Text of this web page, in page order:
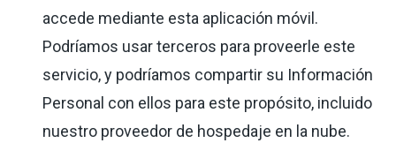
accede mediante esta aplicación móvil.
Podríamos usar terceros para proveerle este
servicio, y podríamos compartir su Información
Personal con ellos para este propósito, incluido
nuestro proveedor de hospedaje en la nube.